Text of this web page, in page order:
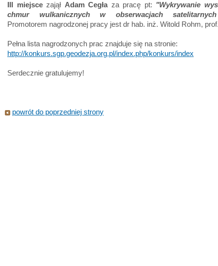
III miejscezajął Adam Cegłaza pracę pt: "Wykrywanie
chmur wulkanicznych w obserwacjach
Promotorem nagrodzonej pracy jest dr hab. inż. Witold Rohm,
Pełna lista nagrodzonych prac znajduje się na stronie:
http://konkurs.sgp.geodezja.org.pl/index.php/konkurs/index
Serdecznie gratulujemy!
powrót do poprzedniej strony